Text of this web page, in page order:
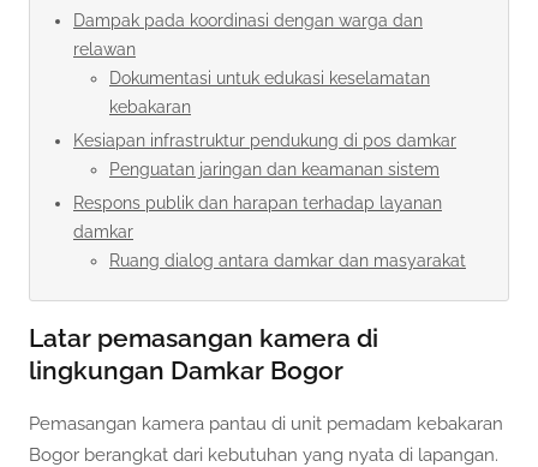
Dampak pada koordinasi dengan warga dan
relawan
Dokumentasi untuk edukasi keselamatan
kebakaran
Kesiapan infrastruktur pendukung di pos damkar
Penguatan jaringan dan keamanan sistem
Respons publik dan harapan terhadap layanan
damkar
Ruang dialog antara damkar dan masyarakat
Latar pemasangan kamera di
lingkungan Damkar Bogor
Pemasangan kamera pantau di unit pemadam kebakaran
Bogor berangkat dari kebutuhan yang nyata di lapangan.